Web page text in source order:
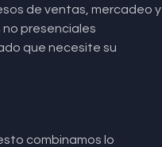
de ventas, mercadeo y
presenciales
que necesite su
combinamos lo